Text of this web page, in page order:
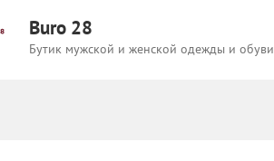
Buro 28
Бутик мужской и женской одежды и обуви